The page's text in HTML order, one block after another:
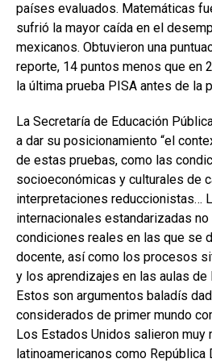
países evaluados. Matemáticas
sufrió la mayor caída en el
mexicanos. Obtuvieron una
reporte, 14 puntos menos que en
la última prueba PISA antes de la
La Secretaría de Educación
a dar su posicionamiento “el
de estas pruebas, como las
socioeconómicas y culturales de
interpretaciones reduccionistas…
internacionales estandarizadas
condiciones reales en las que se
docente, así como los procesos
y los aprendizajes en las aulas
Estos son argumentos baladís
considerados de primer mundo
Los Estados Unidos salieron muy
latinoamericanos como República